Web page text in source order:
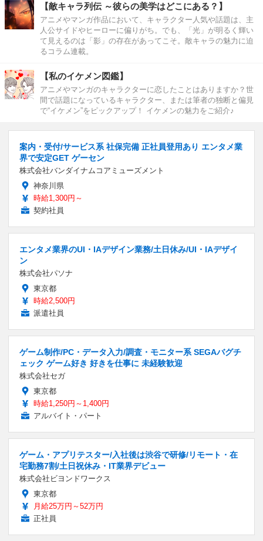
【敵キャラ列伝 ～彼らの美学はどこにある？】
アニメやマンガ作品において、キャラクター人気や話題は、主
人公サイドやヒーローに偏りがち。でも、「光」が明るく輝い
て見えるのは「影」の存在があってこそ。敵キャラの魅力に迫
るコラム連載。
【私のイケメン図鑑】
アニメやマンガのキャラクターに恋したことはありますか？世
間で話題になっているキャラクター、または筆者の独断と偏見
で“イケメン”をピックアップ！ イケメンの魅力をご紹介♪
案内・受付/サービス系 社保完備 正社員登用あり エンタメ業
界で安定GET ゲーセン
株式会社バンダイナムコアミューズメント
神奈川県
時給1,300円～
契約社員
エンタメ業界のUI・IAデザイン業務/土日休み/UI・IAデザイ
ン
株式会社パソナ
東京都
時給2,500円
派遣社員
ゲーム制作/PC・データ入力/調査・モニター系 SEGAバグチ
ェック ゲーム好き 好きを仕事に 未経験歓迎
株式会社セガ
東京都
時給1,250円～1,400円
アルバイト・パート
ゲーム・アプリテスター/入社後は渋谷で研修/リモート・在
宅勤務7割/土日祝休み・IT業界デビュー
株式会社ビヨンドワークス
東京都
月給25万円～52万円
正社員